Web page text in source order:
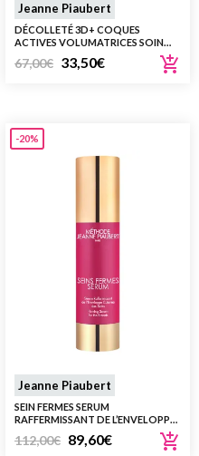
Jeanne Piaubert
DÉCOLLETÉ 3D+ COQUES
ACTIVES VOLUMATRICES SOIN
67,00€ 33,50€
-20%
Jeanne Piaubert
SEIN FERMES SERUM
RAFFERMISSANT DE L’ENVELOPPE
112,00€ 89,60€